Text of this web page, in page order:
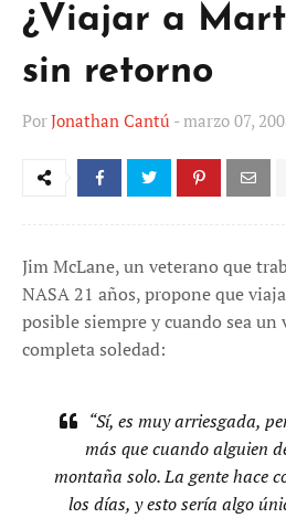
¿Viajar a
sin retorno
PorJonathan Cantú - marzo 07,
Jim McLane, un veterano que
NASA 21 años, propone que
posible siempre y cuando sea
completa soledad:
“Sí, es muy arriesgada,
más que cuando alguien
montaña solo. La gente hace
los días, y esto sería algo